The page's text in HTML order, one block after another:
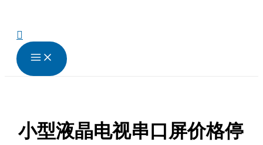
搜
索
小型液晶电视串口屏价格停